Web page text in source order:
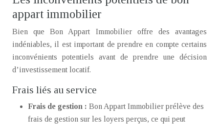
appart immobilier
Bien que Bon Appart Immobilier offre des avantages
indéniables, il est important de prendre en compte certains
inconvénients potentiels avant de prendre une décision
d’investissement locatif.
Frais liés au service
Frais de gestion : Bon Appart Immobilier prélève des
frais de gestion sur les loyers perçus, ce qui peut